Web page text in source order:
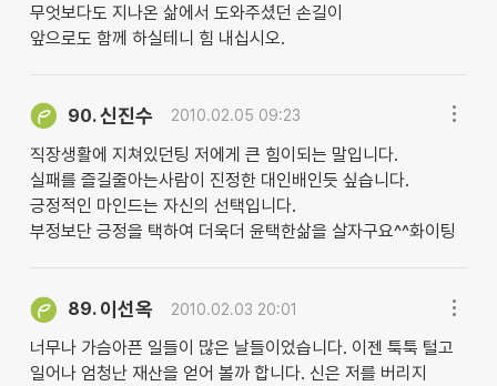
무엇보다도 지나온 삶에서 도와주셨던 손길이
앞으로도 함께 하실테니 힘 내십시오.
90.신진수 2010.02.05 09:23
직장생활에 지쳐있던팅 저에게 큰 힘이되는 말입니다.
실패를 즐길줄아는사람이 진정한 대인배인듯 싶습니다.
긍정적인 마인드는 자신의 선택입니다.
부정보단 긍정을 택하여 더욱더 윤택한삶을 살자구요^^화이팅
89. 이선옥 2010.02.03 20:01
너무나 가슴아픈 일들이 많은 날들이었습니다. 이젠 툭툭 털고
일어나 엄청난 재산을 얻어 볼까 합니다. 신은 저를 버리지